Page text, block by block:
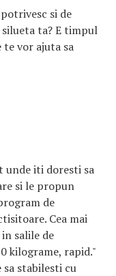
si de
ta? E timpul
te vor ajuta sa
unde iti doresti sa
si le propun
de
Cea mai
salile de
kilograme, rapid."
sa stabilesti cu